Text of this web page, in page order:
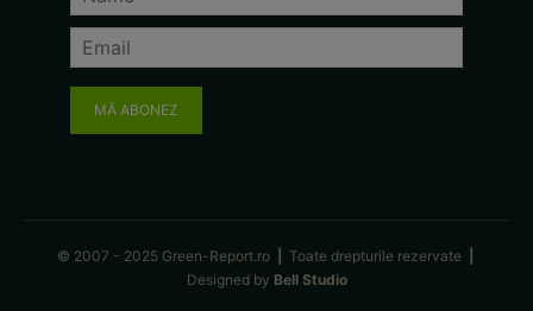
MĂ ABONEZ
© 2007 - 2025 Green-Report.ro Toate drepturile rezervate
Designed by Bell Studio